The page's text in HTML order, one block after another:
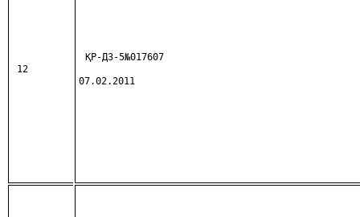
12
ҚР-ДЗ-5№017607
07.02.2011